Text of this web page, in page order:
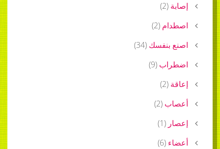
إصابة (
2
)
اصطدام (
2
)
اصنع بنفسك (
34
)
اضطراب (
9
)
إعاقة (
2
)
أعصاب (
2
)
إعصار (
1
)
أعضاء (
6
)